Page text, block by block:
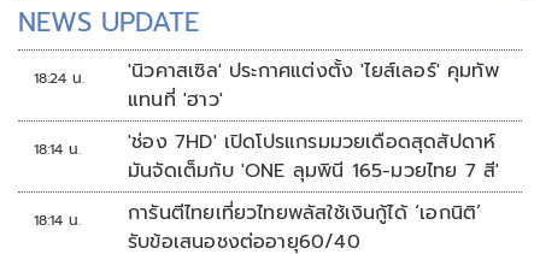
NEWS UPDATE
18:24 น.
'นิวคาสเซิล' ประกาศแต่งตั้ง 'ไยส์เลอร์' คุมทัพ
แทนที่ 'ฮาว'
18:14 น.
'ช่อง 7HD' เปิดโปรแกรมมวยเดือดสุดสัปดาห์
มันจัดเต็มกับ 'ONE ลุมพินี 165-มวยไทย 7 สี'
18:14 น.
การันตีไทยเที่ยวไทยพลัสใช้เงินกู้ได้ ‘เอกนิติ’
รับข้อเสนอชงต่ออายุ60/40